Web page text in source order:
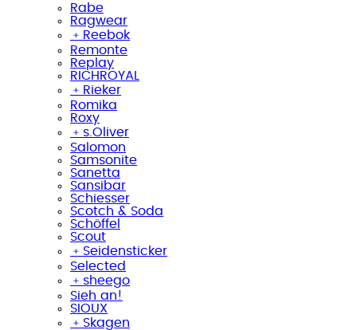
Rabe
Ragwear
﹢ Reebok
Remonte
Replay
RICHROYAL
﹢ Rieker
Romika
Roxy
﹢ s.Oliver
Salomon
Samsonite
Sanetta
Sansibar
Schiesser
Scotch & Soda
Schöffel
Scout
﹢ Seidensticker
Selected
﹢ sheego
Sieh an!
SIOUX
﹢ Skagen